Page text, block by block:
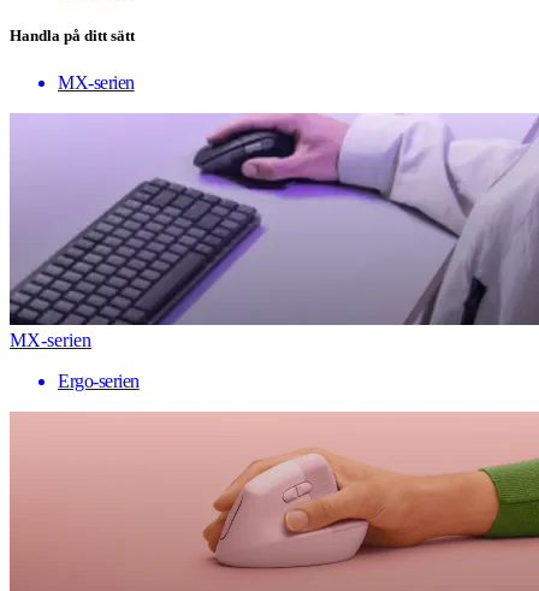
Handla på ditt sätt
MX-serien
MX-serien
Ergo-serien